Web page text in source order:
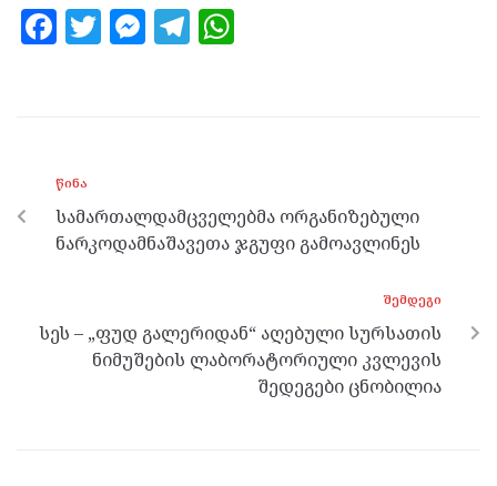
F
o
o
k
T M
er
T
m p
p
ᲬᲘᲜᲐ
სამართალდამცველებმა ორგანიზებული
ნარკოდამნაშავეთა ჯგუფი გამოავლინეს
ᲨᲔᲛᲓᲔᲒᲘ
სეს – „ფუდ გალერიდან“ აღებული სურსათის
ნიმუშების ლაბორატორიული კვლევის
შედეგები ცნობილია